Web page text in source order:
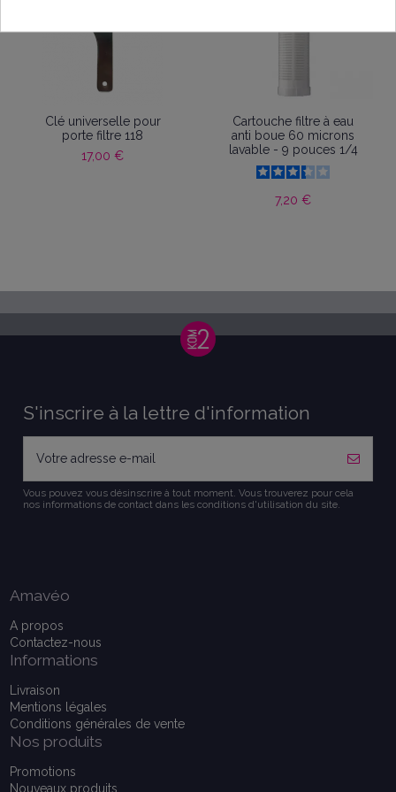
Clé universelle pour
porte filtre 118
17,00 €
Cartouche filtre à eau
anti boue 60 microns
lavable - 9 pouces 1/4
7,20 €
S'inscrire à la lettre d'information
Vous pouvez vous désinscrire à tout moment. Vous trouverez pour cela
nos informations de contact dans les conditions d'utilisation du site.
Amavéo
A propos
Contactez-nous
Informations
Livraison
Mentions légales
Conditions générales de vente
Nos produits
Promotions
Nouveaux produits